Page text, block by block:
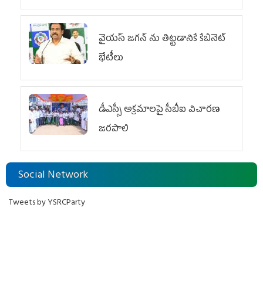
వైయ‌స్ జగన్‌ ను తిట్టడానికే కేబినెట్‌
భేటీలు
డీఎస్సీ అక్రమాలపై సీబీఐ విచారణ
జరపాలి
Social Network
Tweets by YSRCParty